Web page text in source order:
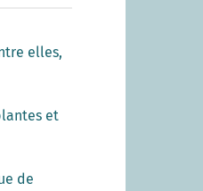
elles,
et
de